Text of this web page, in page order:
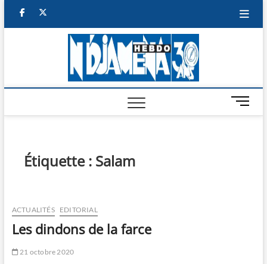
facebook
M
e
Étiquette : Salam
ACTUALITÉS EDITORIAL
Les dindons de la farce
21 octobre 2020